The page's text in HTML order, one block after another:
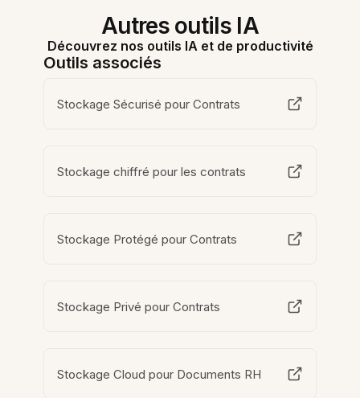
Autres outils IA
Découvrez nos outils IA et de productivité
Outils associés
Stockage Sécurisé pour Contrats
Stockage chiffré pour les contrats
Stockage Protégé pour Contrats
Stockage Privé pour Contrats
Stockage Cloud pour Documents RH